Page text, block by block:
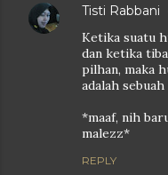
Tisti Rabbani
Ketika suatu
dan ketika
pilhan, maka
adalah
*maaf, nih
malezz*
REPLY